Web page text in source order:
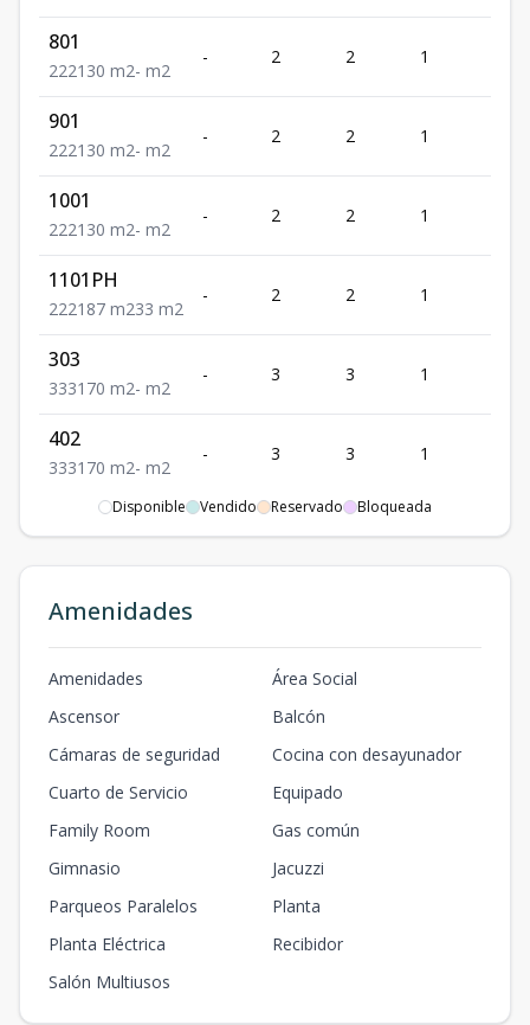
801
222130 m2- m2
- 2 2 1
901
222130 m2- m2
- 2 2 1
1001
222130 m2- m2
- 2 2 1
1101PH
222187 m233 m2
- 2 2 1
303
333170 m2- m2
- 3 3 1
402
333170 m2- m2
- 3 3 1
- 3 3 1 3
702
3 33 170 m2-m2
902
3
3 3
1102PH
333202 m225m2
201
222130m2
Disponible Vendido Reservado Bloqueada
Amenidades
Amenidades
Área Social
Ascensor
Balcón
Cámaras de seguridad
Cocina con desayunador
Cuarto de Servicio
Equipado
Family Room
Gas común
Gimnasio
Jacuzzi
Parqueos Paralelos
Planta
Planta Eléctrica
Recibidor
Salón Multiusos